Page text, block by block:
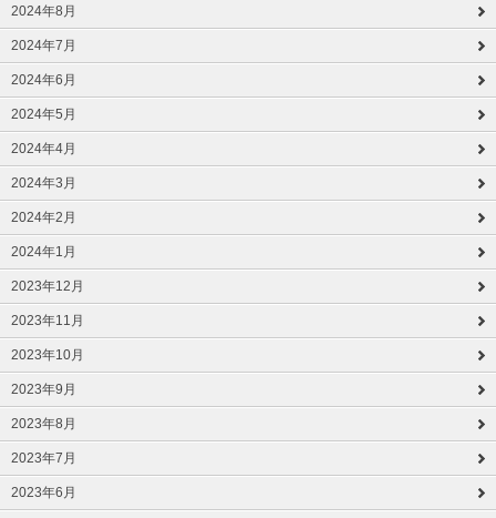
2024年8月
2024年7月
2024年6月
2024年5月
2024年4月
2024年3月
2024年2月
2024年1月
2023年12月
2023年11月
2023年10月
2023年9月
2023年8月
2023年7月
2023年6月